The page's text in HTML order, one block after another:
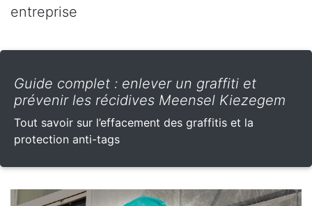
entreprise
Guide complet : enlever un graffiti et
prévenir les récidives Meensel Kiezegem
Tout savoir sur l’effacement des graffitis et la
protection anti-tags